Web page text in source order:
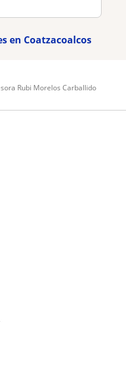
en Coatzacoalcos
Rubi Morelos Carballido